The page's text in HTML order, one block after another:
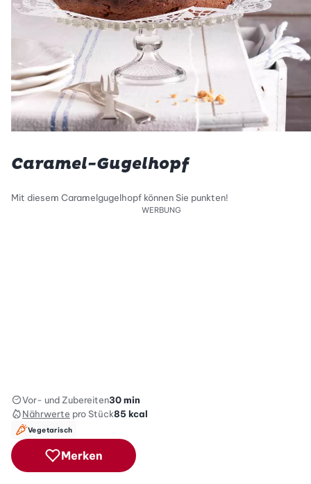
Caramel-Gugelhopf
Mit diesem Caramelgugelhopf können Sie punkten!
WERBUNG
Vor- und Zubereiten30 min
Nährwerte pro Stück85 kcal
Vegetarisch
Merken